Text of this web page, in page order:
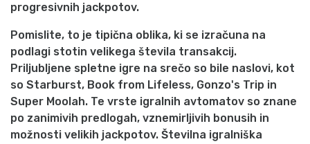
progresivnih jackpotov.
Pomislite, to je tipična oblika, ki se izračuna na
podlagi stotin velikega števila transakcij.
Priljubljene spletne igre na srečo so bile naslovi, kot
so Starburst, Book from Lifeless, Gonzo's Trip in
Super Moolah. Te vrste igralnih avtomatov so znane
po zanimivih predlogah, vznemirljivih bonusih in
možnosti velikih jackpotov. Številna igralniška